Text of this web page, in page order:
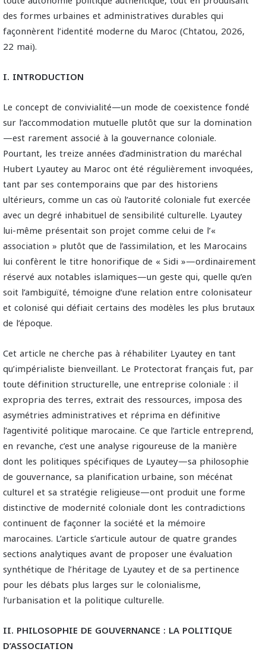
des formes urbaines et administratives durables qui
façonnèrent l’identité moderne du Maroc (Chtatou, 2026,
22 mai).
I. INTRODUCTION
Le concept de convivialité—un mode de coexistence fondé
sur l’accommodation mutuelle plutôt que sur la domination
—est rarement associé à la gouvernance coloniale.
Pourtant, les treize années d’administration du maréchal
Hubert Lyautey au Maroc ont été régulièrement invoquées,
tant par ses contemporains que par des historiens
ultérieurs, comme un cas où l’autorité coloniale fut exercée
avec un degré inhabituel de sensibilité culturelle. Lyautey
lui-même présentait son projet comme celui de l’«
association » plutôt que de l’assimilation, et les Marocains
lui confèrent le titre honorifique de « Sidi »—ordinairement
réservé aux notables islamiques—un geste qui, quelle qu’en
soit l’ambiguïté, témoigne d’une relation entre colonisateur
et colonisé qui défiait certains des modèles les plus brutaux
de l’époque.
Cet article ne cherche pas à réhabiliter Lyautey en tant
qu’impérialiste bienveillant. Le Protectorat français fut, par
toute définition structurelle, une entreprise coloniale : il
expropria des terres, extrait des ressources, imposa des
asymétries administratives et réprima en définitive
l’agentivité politique marocaine. Ce que l’article entreprend,
en revanche, c’est une analyse rigoureuse de la manière
dont les politiques spécifiques de Lyautey—sa philosophie
de gouvernance, sa planification urbaine, son mécénat
culturel et sa stratégie religieuse—ont produit une forme
distinctive de modernité coloniale dont les contradictions
continuent de façonner la société et la mémoire
marocaines. L’article s’articule autour de quatre grandes
sections analytiques avant de proposer une évaluation
synthétique de l’héritage de Lyautey et de sa pertinence
pour les débats plus larges sur le colonialisme,
l’urbanisation et la politique culturelle.
II. PHILOSOPHIE DE GOUVERNANCE : LA POLITIQUE
D’ASSOCIATION